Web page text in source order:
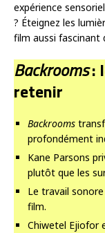
expérience
? Éteignez les
film aussi fascinant
Backrooms:
retenir
Backrooms
profondément
Kane Parsons
plutôt que les
Le travail
film.
Chiwetel Ejiofor